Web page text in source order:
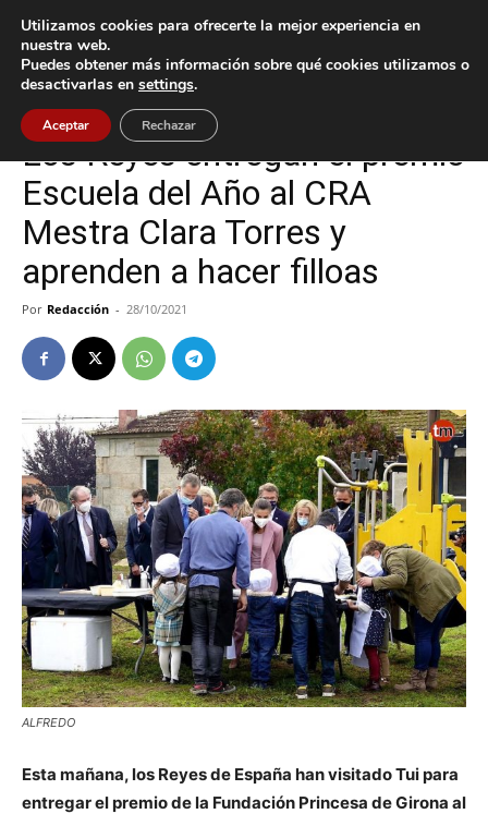
Inicio Cultura / Ocio
Cultura / Ocio Tui
Los Reyes entregan el premio
Escuela del Año al CRA
Mestra Clara Torres y
aprenden a hacer filloas
Por Redacción - 28/10/2021
ALFREDO
Esta mañana, los Reyes de España han visitado Tui para
entregar el premio de la Fundación Princesa de Girona al
Utilizamos cookies para ofrecerte la mejor experiencia en
nuestra web.
Puedes obtener más información sobre qué cookies utilizamos o
desactivarlas en settings.
Aceptar Rechazar